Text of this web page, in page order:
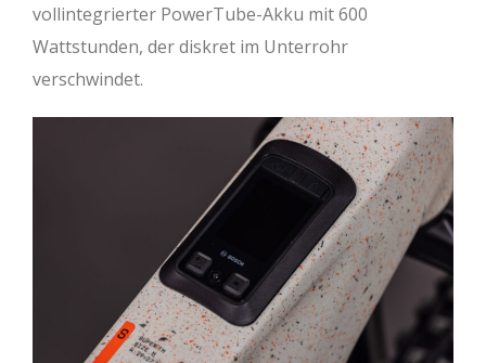
vollintegrierter PowerTube-Akku mit 600
Wattstunden, der diskret im Unterrohr
verschwindet.